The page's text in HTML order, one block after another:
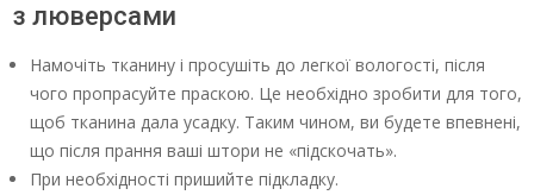
з люверсами
Намочіть тканину і просушіть до легкої вологості, після
чого пропрасуйте праскою. Це необхідно зробити для того,
щоб тканина дала усадку. Таким чином, ви будете впевнені,
що після прання ваші штори не «підскочать».
При необхідності пришийте підкладку.